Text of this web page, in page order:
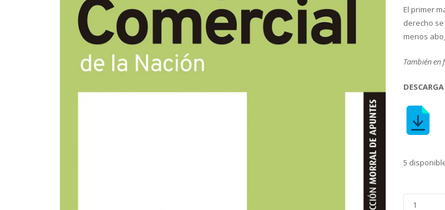
El primer
derecho
menos
También
5